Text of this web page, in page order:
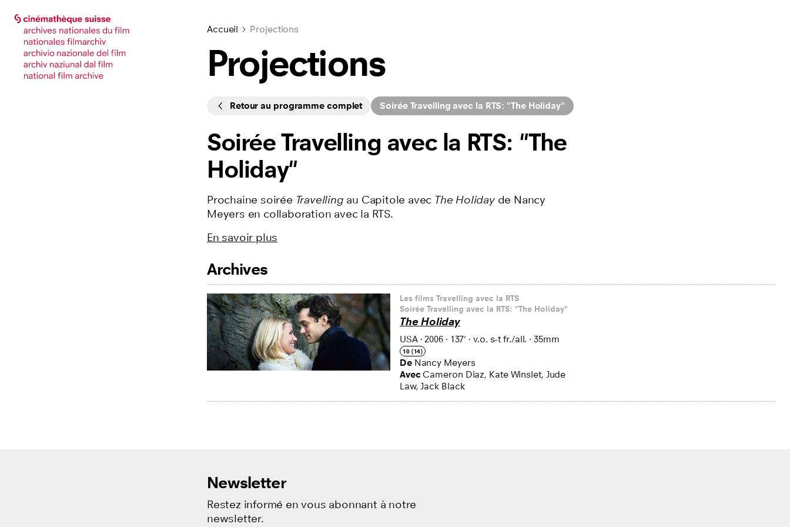
Accéder à la page principale
Accéder à la page principale
Accueil Projections
Projections
CyclesRetour au programme complet Soirée Travelling avec la RTS: "The Holiday"
Soirée Travelling avec la RTS: "The
Holiday"
Prochaine soirée Travelling au Capitole avec The Holiday de Nancy
Meyers en collaboration avec la RTS.
En savoir plus
Listing des films
Archives
Les films Travelling avec la RTS
Soirée Travelling avec la RTS: "The Holiday"
The Holiday
USA·2006· 137' · v.o. s-t fr./all. ·35mm
10 (14)
De Nancy Meyers
Avec Cameron Diaz, Kate Winslet, Jude
Law, Jack Black
Newsletter
Restez informé en vous abonnant à notre
newsletter.